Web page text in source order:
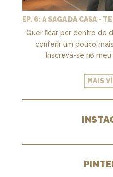
Quer ficar por dentro de
conferir um pouco
Inscreva-se no meu
MAIS